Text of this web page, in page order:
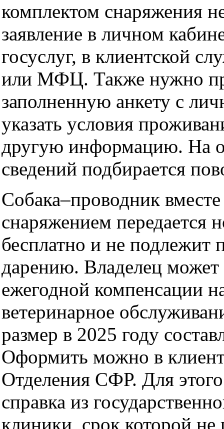
комплектом снаряжения
заявление в личном
госуслуг, в клиентской
или МФЦ. Также нужно
заполненную анкету с
указать условия
другую информацию. На
сведений подбирается
Собака–проводник
снаряжением передается
бесплатно и не подлежит
дарению. Владелец может
ежегодной компенсации
ветеринарное
размер в 2025 году
Оформить можно в
Отделения СФР. Для
справка из
клиники, срок которой